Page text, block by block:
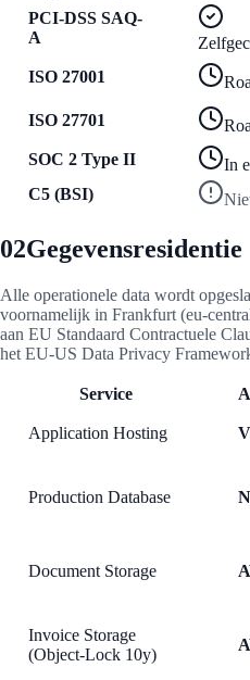
PCI-DSS SAQ-
A
ISO 27001
ISO 27701
SOC 2 Type II
In
C5 (BSI)
02Gegevensresidentie
Alle operationele data wordt
voornamelijk in Frankfurt (eu-
aan EU Standaard Contractuele
het EU-US Data Privacy
Service
Application Hosting
Production Database
Document Storage
Invoice Storage
(Object-Lock 10y)